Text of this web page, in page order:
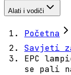
Alati i vodiči
Početna
Savjeti
EPC
se pali